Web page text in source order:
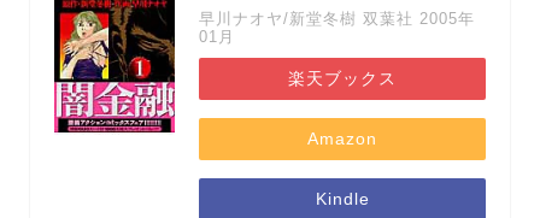
早川ナオヤ/新堂冬樹 双葉社 2005年
01月
楽天ブックス
Amazon
Kindle